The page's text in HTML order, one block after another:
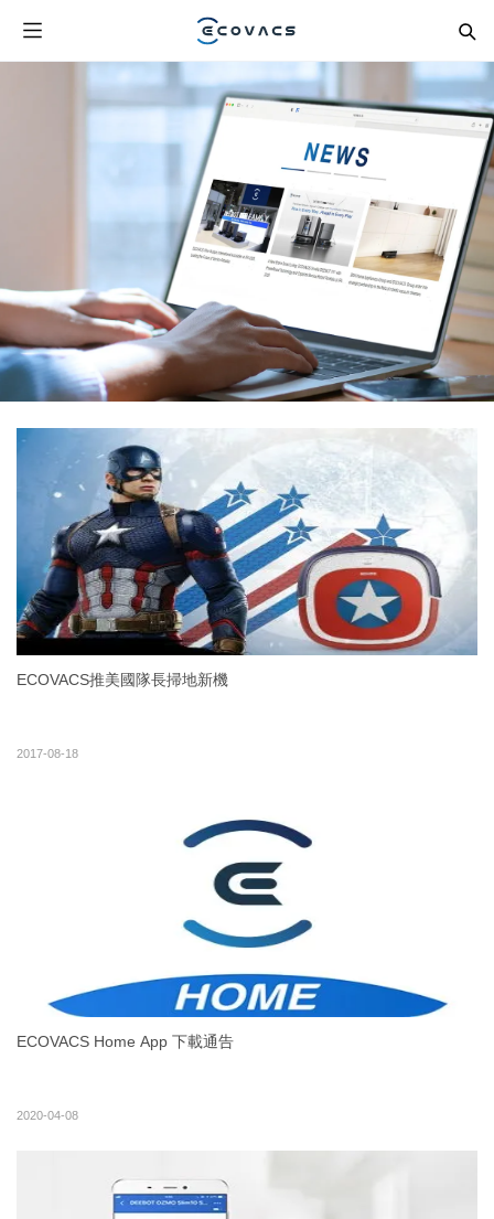
ECOVACS推美國隊長掃地新機
2017-08-18
ECOVACS Home App 下載通告
2020-04-08